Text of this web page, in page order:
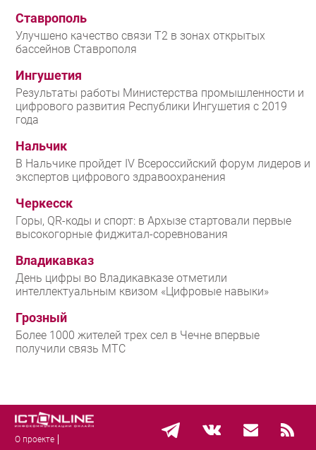
Ставрополь
Улучшено качество связи T2 в зонах открытых
бассейнов Ставрополя
Ингушетия
Результаты работы Министерства промышленности и
цифрового развития Республики Ингушетия с 2019
года
Нальчик
В Нальчике пройдет IV Всероссийский форум лидеров и
экспертов цифрового здравоохранения
Черкесск
Горы, QR-коды и спорт: в Архызе стартовали первые
высокогорные фиджитал-соревнования
Владикавказ
День цифры во Владикавказе отметили
интеллектуальным квизом «Цифровые навыки»
Грозный
Более 1000 жителей трех сел в Чечне впервые
получили связь МТС
О проекте